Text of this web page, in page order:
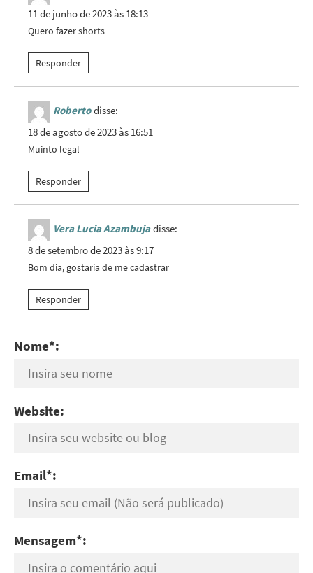
11 de junho de 2023 às 18:13
Quero fazer shorts
Responder
Roberto disse:
18 de agosto de 2023 às 16:51
Muinto legal
Responder
Vera Lucia Azambuja disse:
8 de setembro de 2023 às 9:17
Bom dia, gostaria de me cadastrar
Responder
Nome*:
Website:
Email*:
Mensagem*: